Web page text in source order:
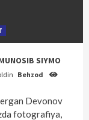
SIYMO
Behzod
Devonov
fotografiya,